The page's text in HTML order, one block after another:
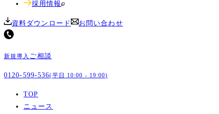
採用情報
資料ダウンロード お問い合わせ
新規導入 ご相談
0120-599-536(平日 10:00 - 19:00)
TOP
ニュース